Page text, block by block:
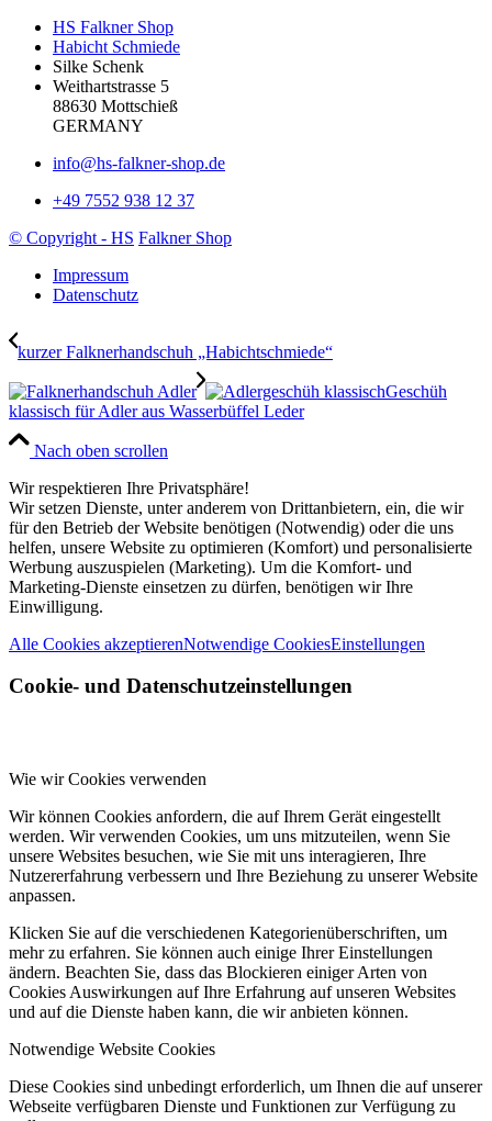
HS Falkner Shop
Habicht Schmiede
Silke Schenk
Weithartstrasse 5
88630 Mottschieß
GERMANY
info@hs-falkner-shop.de
+49 7552 938 12 37
© Copyright - HS Falkner Shop
Impressum
Datenschutz
kurzer Falknerhandschuh „Habichtschmiede“
Geschüh
klassisch für Adler aus Wasserbüffel Leder
Nach oben scrollen
Wir respektieren Ihre Privatsphäre!
Wir setzen Dienste, unter anderem von Drittanbietern, ein, die wir
für den Betrieb der Website benötigen (Notwendig) oder die uns
helfen, unsere Website zu optimieren (Komfort) und personalisierte
Werbung auszuspielen (Marketing). Um die Komfort- und
Marketing-Dienste einsetzen zu dürfen, benötigen wir Ihre
Einwilligung.
Alle Cookies akzeptierenNotwendige CookiesEinstellungen
Cookie- und Datenschutzeinstellungen
Wie wir Cookies verwenden
Wir können Cookies anfordern, die auf Ihrem Gerät eingestellt
werden. Wir verwenden Cookies, um uns mitzuteilen, wenn Sie
unsere Websites besuchen, wie Sie mit uns interagieren, Ihre
Nutzererfahrung verbessern und Ihre Beziehung zu unserer Website
anpassen.
Klicken Sie auf die verschiedenen Kategorienüberschriften, um
mehr zu erfahren. Sie können auch einige Ihrer Einstellungen
ändern. Beachten Sie, dass das Blockieren einiger Arten von
Cookies Auswirkungen auf Ihre Erfahrung auf unseren Websites
und auf die Dienste haben kann, die wir anbieten können.
Notwendige Website Cookies
Diese Cookies sind unbedingt erforderlich, um Ihnen die auf unserer
Webseite verfügbaren Dienste und Funktionen zur Verfügung zu